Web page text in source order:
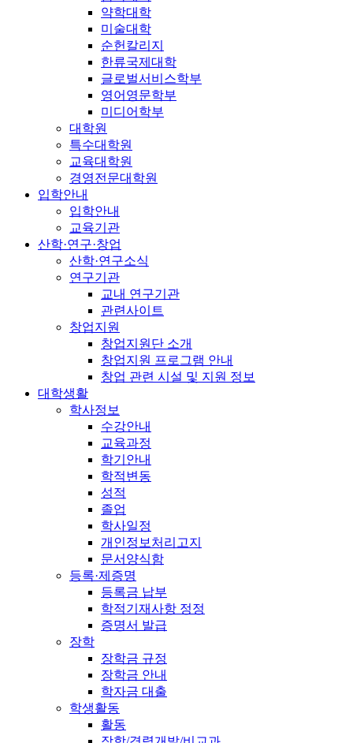
약학대학
미술대학
순헌칼리지
한류국제대학
글로벌서비스학부
영어영문학부
미디어학부
대학원
특수대학원
교육대학원
경영전문대학원
입학안내
입학안내
교육기관
산학·연구·창업
산학·연구소식
연구기관
교내 연구기관
관련사이트
창업지원
창업지원단 소개
창업지원 프로그램 안내
창업 관련 시설 및 지원 정보
대학생활
학사정보
수강안내
교육과정
학기안내
학적변동
성적
졸업
학사일정
개인정보처리고지
문서양식함
등록·제증명
등록금 납부
학적기재사항 정정
증명서 발급
장학
장학금 규정
장학금 안내
학자금 대출
학생활동
활동